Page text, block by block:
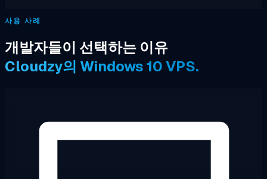
사용 사례
개발자들이 선택하는 이유
Cloudzy의 Windows 10 VPS.